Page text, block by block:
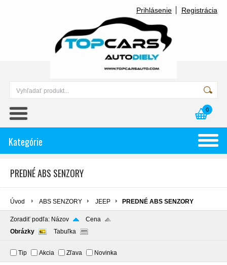
Prihlásenie Registrácia
0
Kategórie
PREDNÉ ABS SENZORY
Úvod ABS SENZORY JEEP PREDNÉ ABS SENZORY
Zoradiť podľa: Názov
Cena
Obrázky
Tabuľka
Tip Akcia Zľava Novinka